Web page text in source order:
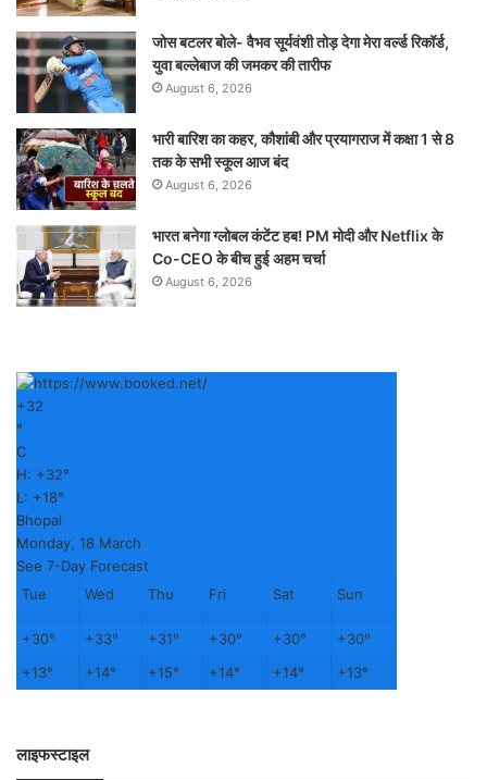
जोस बटलर बोले- वैभव सूर्यवंशी तोड़ देगा मेरा वर्ल्ड रिकॉर्ड,
युवा बल्लेबाज की जमकर की तारीफ
August 6, 2026
भारी बारिश का कहर, कौशांबी और प्रयागराज में कक्षा 1 से 8
तक के सभी स्कूल आज बंद
August 6, 2026
भारत बनेगा ग्लोबल कंटेंट हब! PM मोदी और Netflix के
Co-CEO के बीच हुई अहम चर्चा
August 6, 2026
+32
°
C
H: +32°
L: +18°
Bhopal
Monday, 18 March
See 7-Day Forecast
Tue
Wed Thu Fri Sat Sun
+30° +33° +31° +30° +30° +30°
+13° +14° +15° +14° +14° +13°
लाइफस्टाइल